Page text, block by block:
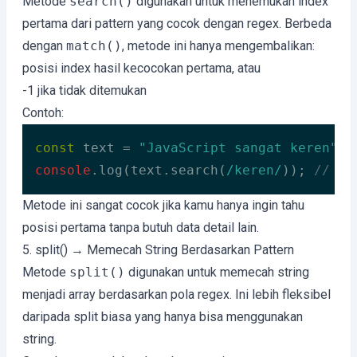
pertama dari pattern yang cocok dengan regex. Berbeda
dengan match(), metode ini hanya mengembalikan:
posisi index hasil kecocokan pertama, atau
-1 jika tidak ditemukan
Contoh:
const text = "JavaScript sangat keren"
console .log(text.search( /keren/ )); // 17
Code language: JavaScript (javascript)
Metode ini sangat cocok jika kamu hanya ingin tahu
posisi pertama tanpa butuh data detail lain.
5. split() → Memecah String Berdasarkan Pattern
Metode split() digunakan untuk memecah string
menjadi array berdasarkan pola regex. Ini lebih fleksibel
daripada split biasa yang hanya bisa menggunakan
string.